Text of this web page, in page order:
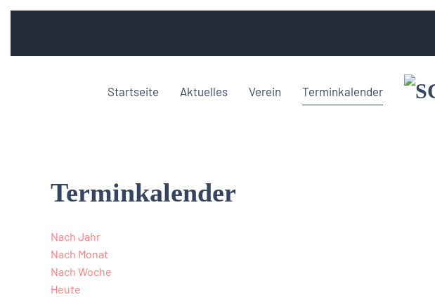
Startseite Aktuelles Verein Terminkalender
Terminkalender
Nach Jahr
Nach Monat
Nach Woche
Heute